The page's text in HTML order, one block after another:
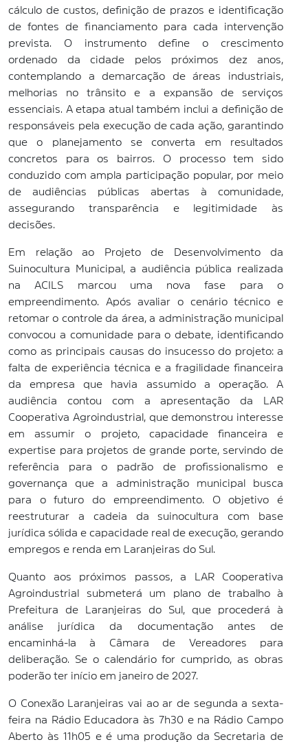
cálculo de custos, definição de prazos e identificação
de fontes de financiamento para cada intervenção
prevista. O instrumento define o crescimento
ordenado da cidade pelos próximos dez anos,
contemplando a demarcação de áreas industriais,
melhorias no trânsito e a expansão de serviços
essenciais. A etapa atual também inclui a definição de
responsáveis pela execução de cada ação, garantindo
que o planejamento se converta em resultados
concretos para os bairros. O processo tem sido
conduzido com ampla participação popular, por meio
de audiências públicas abertas à comunidade,
assegurando transparência e legitimidade às
decisões.
Em relação ao Projeto de Desenvolvimento da
Suinocultura Municipal, a audiência pública realizada
na ACILS marcou uma nova fase para o
empreendimento. Após avaliar o cenário técnico e
retomar o controle da área, a administração municipal
convocou a comunidade para o debate, identificando
como as principais causas do insucesso do projeto: a
falta de experiência técnica e a fragilidade financeira
da empresa que havia assumido a operação. A
audiência contou com a apresentação da LAR
Cooperativa Agroindustrial, que demonstrou interesse
em assumir o projeto, capacidade financeira e
expertise para projetos de grande porte, servindo de
referência para o padrão de profissionalismo e
governança que a administração municipal busca
para o futuro do empreendimento. O objetivo é
reestruturar a cadeia da suinocultura com base
jurídica sólida e capacidade real de execução, gerando
empregos e renda em Laranjeiras do Sul.
Quanto aos próximos passos, a LAR Cooperativa
Agroindustrial submeterá um plano de trabalho à
Prefeitura de Laranjeiras do Sul, que procederá à
análise jurídica da documentação antes de
encaminhá-la à Câmara de Vereadores para
deliberação. Se o calendário for cumprido, as obras
poderão ter início em janeiro de 2027.
O Conexão Laranjeiras vai ao ar de segunda a sexta-
feira na Rádio Educadora às 7h30 e na Rádio Campo
Aberto às 11h05 e é uma produção da Secretaria de